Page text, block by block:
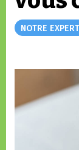
NOTRE